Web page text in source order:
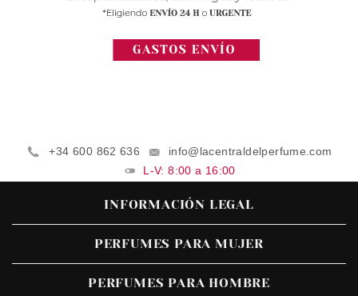
+34 600 862 636
info@lacentraldelperfume.com
L-V: 8:00 a 16:00
INFORMACIÓN LEGAL
PERFUMES PARA MUJER
PERFUMES PARA HOMBRE